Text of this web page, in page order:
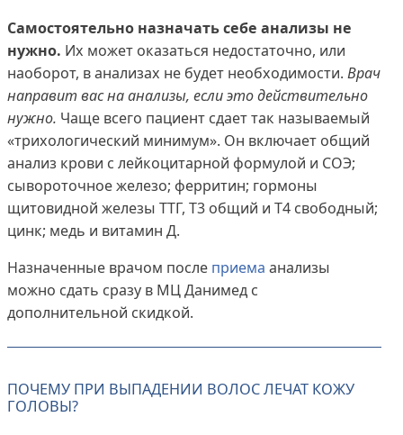
Самостоятельно назначать себе анализы не
нужно. Их может оказаться недостаточно, или
наоборот, в анализах не будет необходимости. Врач
направит вас на анализы, если это действительно
нужно. Чаще всего пациент сдает так называемый
«трихологический минимум». Он включает общий
анализ крови с лейкоцитарной формулой и СОЭ;
сывороточное железо; ферритин; гормоны
щитовидной железы ТТГ, Т3 общий и Т4 свободный;
цинк; медь и витамин Д.
Назначенные врачом после приема анализы
можно сдать сразу в МЦ Данимед с
дополнительной скидкой.
ПОЧЕМУ ПРИ ВЫПАДЕНИИ ВОЛОС ЛЕЧАТ КОЖУ
ГОЛОВЫ?